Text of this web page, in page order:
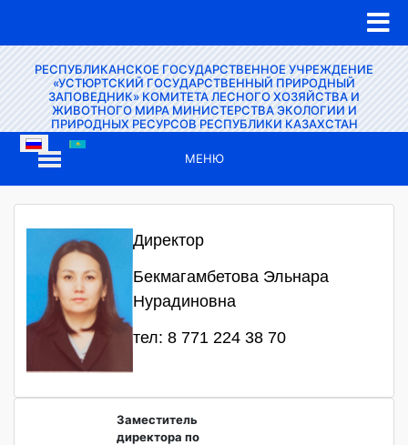
РЕСПУБЛИКАНСКОЕ ГОСУДАРСТВЕННОЕ УЧРЕЖДЕНИЕ
«УСТЮРТСКИЙ ГОСУДАРСТВЕННЫЙ ПРИРОДНЫЙ
ЗАПОВЕДНИК» КОМИТЕТА ЛЕСНОГО ХОЗЯЙСТВА И
ЖИВОТНОГО МИРА МИНИСТЕРСТВА ЭКОЛОГИИ И
ПРИРОДНЫХ РЕСУРСОВ РЕСПУБЛИКИ КАЗАХСТАН
МЕНЮ
Директор
Бекмагамбетова Эльнара
Нурадиновна
тел: 8 771 224 38 70
Заместитель
директора по